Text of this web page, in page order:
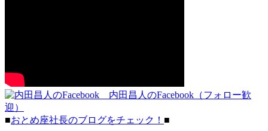
内田昌人のFacebook（フォロー歓
迎）
■おとめ座社長のブログをチェック！ ■